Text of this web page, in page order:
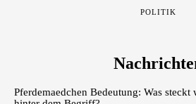
POLITIK
Pferdemaedchen Bedeutung: Was steckt